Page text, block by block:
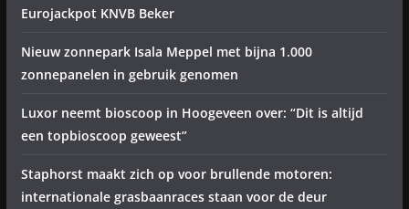
Eurojackpot KNVB Beker
Nieuw zonnepark Isala Meppel met bijna 1.000
zonnepanelen in gebruik genomen
Luxor neemt bioscoop in Hoogeveen over: “Dit is altijd
een topbioscoop geweest”
Staphorst maakt zich op voor brullende motoren:
internationale grasbaanraces staan voor de deur